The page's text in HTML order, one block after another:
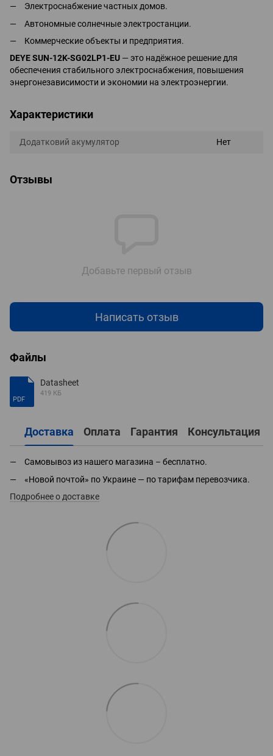
Электроснабжение частных домов.
Автономные солнечные электростанции.
Коммерческие объекты и предприятия.
DEYE SUN-12K-SG02LP1-EU — это надёжное решение для
обеспечения стабильного электроснабжения, повышения
энергонезависимости и экономии на электроэнергии.
Характеристики
Додатковий акумулятор Нет
Отзывы
Добавьте первый отзыв
Написать отзыв
Файлы
PDF
Datasheet
419 КБ
Доставка Оплата Гарантия Консультация
Самовывоз из нашего магазина – бесплатно.
«Новой почтой» по Украине — по тарифам перевозчика.
Подробнее о доставке